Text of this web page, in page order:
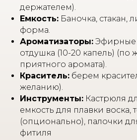
держателем).
Емкость: Баночка, стакан,
форма.
Ароматизаторы: Эфирные
отдушка (10-20 капель) (по
приятного аромата).
Краситель: берем
желанию).
Инструменты: Кастрюля
емкость для плавки воска,
(опционально), палочки
фитиля